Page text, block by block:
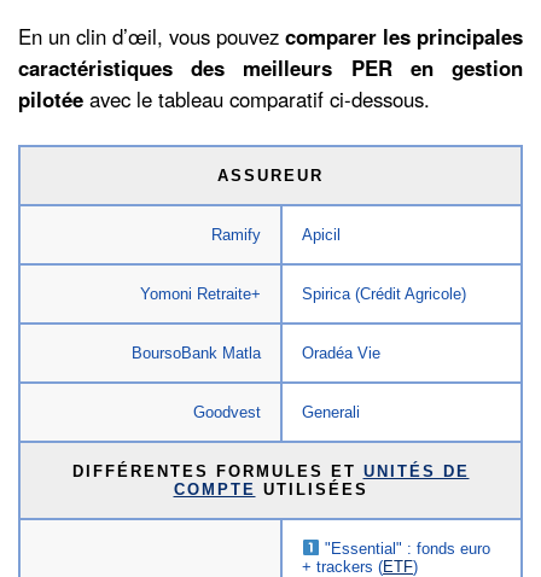
En un clin d’œil, vous pouvez comparer les principales
caractéristiques des meilleurs PER en gestion
pilotée avec le tableau comparatif ci-dessous.
ASSUREUR
Ramify Apicil
Yomoni Retraite+ Spirica (Crédit Agricole)
BoursoBank Matla Oradéa Vie
Goodvest Generali
DIFFÉRENTES FORMULES ET UNITÉS DE
COMPTE UTILISÉES
"Essential" : fonds euro
+ trackers (ETF)